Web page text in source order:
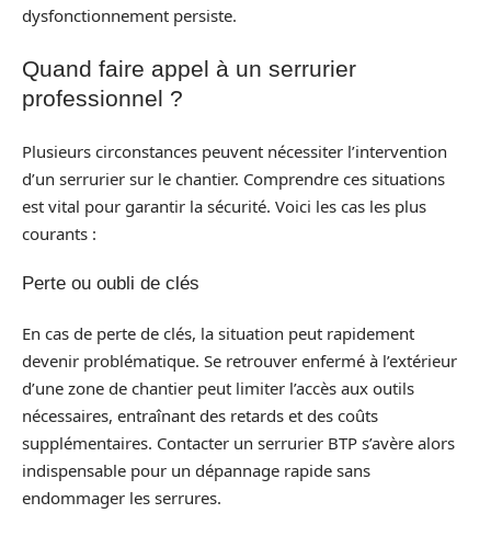
dysfonctionnement persiste.
Quand faire appel à un serrurier
professionnel ?
Plusieurs circonstances peuvent nécessiter l’intervention
d’un serrurier sur le chantier. Comprendre ces situations
est vital pour garantir la sécurité. Voici les cas les plus
courants :
Perte ou oubli de clés
En cas de perte de clés, la situation peut rapidement
devenir problématique. Se retrouver enfermé à l’extérieur
d’une zone de chantier peut limiter l’accès aux outils
nécessaires, entraînant des retards et des coûts
supplémentaires. Contacter un serrurier BTP s’avère alors
indispensable pour un dépannage rapide sans
endommager les serrures.